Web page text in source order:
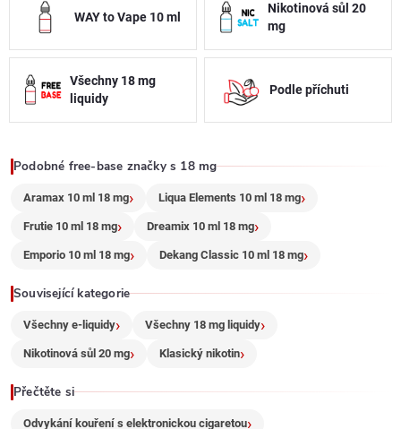
c
p
r
v
k
y
v
ý
i
WAY to Vape 10 ml
Nikotinová sůl 20
mg
Všechny 18 mg
liquidy
Podle příchuti
Podobné free-base značky s 18 mg
Aramax 10 ml 18 mg Liqua Elements 10 ml 18 mg
Frutie 10 ml 18 mg Dreamix 10 ml 18 mg
Emporio 10 ml 18 mg Dekang Classic 10 ml 18 mg
Související kategorie
Všechny e-liquidy Všechny 18 mg liquidy
Nikotinová sůl 20 mg Klasický nikotin
Přečtěte si
Odvykání kouření s elektronickou cigaretou